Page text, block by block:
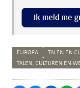
Ik meld me
EUROPA
TALEN EN
TALEN, CULTUREN EN